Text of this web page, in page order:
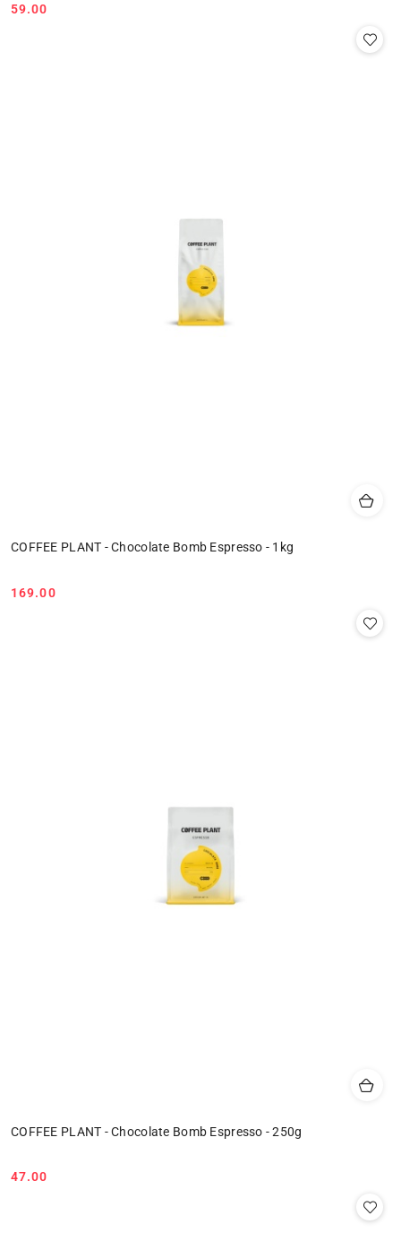
Cena:
59.00
COFFEE PLANT - Chocolate Bomb Espresso - 1kg
Cena:
169.00
COFFEE PLANT - Chocolate Bomb Espresso - 250g
Cena:
47.00